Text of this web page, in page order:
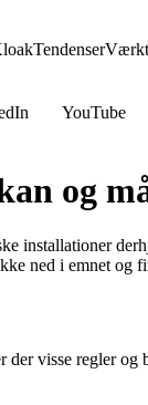
Tendenser
YouTube
og
installationer
ned i emnet og
visse regler